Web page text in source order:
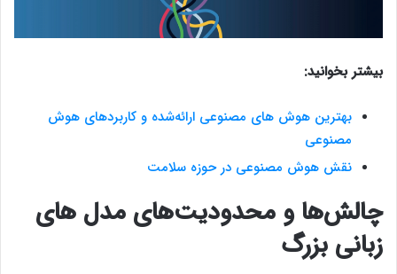
بیشتر بخوانید:
بهترین هوش‌ های مصنوعی ارائه‌شده و کاربردهای هوش
مصنوعی
نقش هوش مصنوعی در حوزه سلامت
چالش‌ها و محدودیت‌های مدل‌ های
زبانی بزرگ